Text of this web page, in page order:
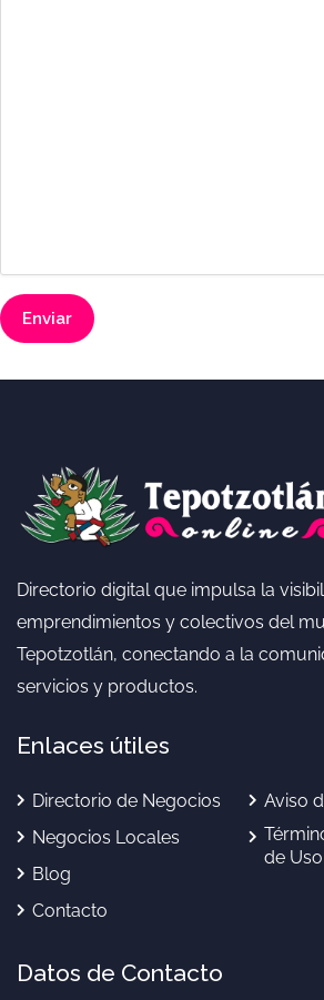
Directorio digital que impulsa la
emprendimientos y colectivos del
Tepotzotlán, conectando a la
servicios y productos.
Enlaces útiles
Directorio de Negocios
Negocios Locales
Blog
Contacto
Aviso
de Uso
Datos de Contacto